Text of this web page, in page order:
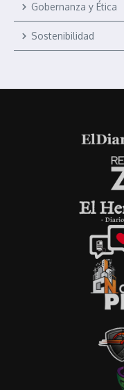
Gobernanza y Ética
Sostenibilidad